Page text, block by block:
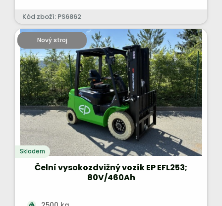
Kód zboží: PS6862
Nový stroj
Skladem
Čelní vysokozdvižný vozík EP EFL253;
80V/460Ah